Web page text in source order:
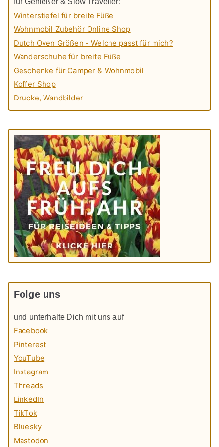
Winterstiefel für breite Füße
Wohnmobil Zubehör Online Shop
Dutch Oven Größen - Welche passt für mich?
Wanderschuhe für breite Füße
Geschenke für Camper & Wohnmobil
Koffer Shop
Drucke, Wandbilder
Folge uns
und unterhalte Dich mit uns auf
Facebook
Pinterest
YouTube
Instagram
Threads
LinkedIn
TikTok
Bluesky
Mastodon